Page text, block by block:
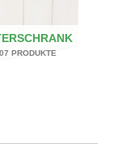
PRODUKTE